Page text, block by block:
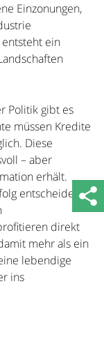
Einzonungen,
ein
Politik gibt es
müssen Kredite
Diese
– aber
erhält.
entscheidend:
direkt
mehr als ein
lebendige
ins